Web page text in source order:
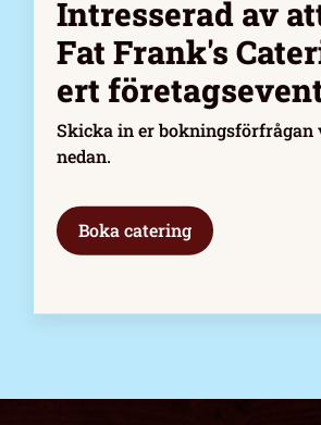
Intresserad av
Fat Frank's
ert
Skicka in er bokningsförfrågan
nedan.
Boka catering